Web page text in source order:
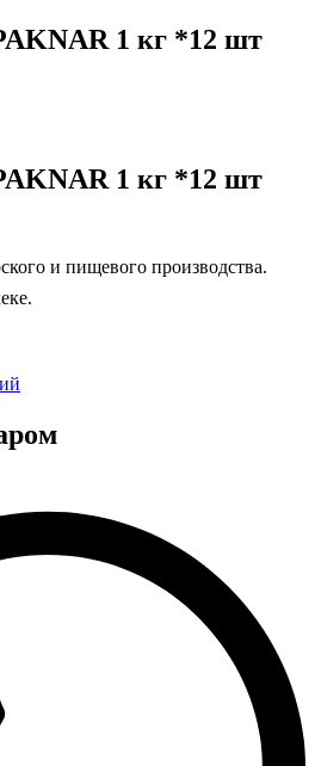
1 кг *12 шт
1 кг *12 шт
и пищевого производства.